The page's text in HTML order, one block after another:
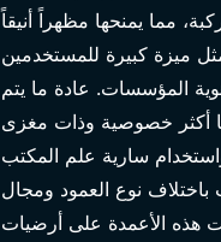
مما يمنحها مظهراً أنيقاً
المؤسسات. عادة ما يتم
سارية علم المكتب
باختلاف نوع العمود ومجال
هذه الأعمدة على أرضيات